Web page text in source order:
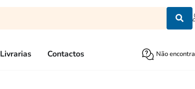
Livrarias Contactos Não